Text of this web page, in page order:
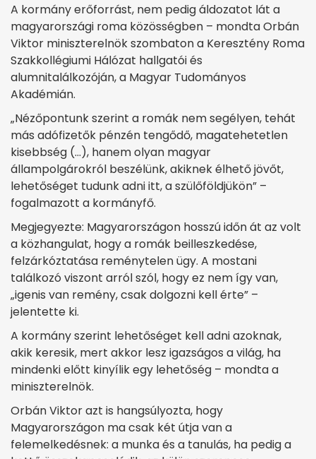
A kormány erőforrást, nem pedig áldozatot lát a
magyarországi roma közösségben – mondta Orbán
Viktor miniszterelnök szombaton a Keresztény Roma
Szakkollégiumi Hálózat hallgatói és
alumnitalálkozóján, a Magyar Tudományos
Akadémián.
„Nézőpontunk szerint a romák nem segélyen, tehát
más adófizetők pénzén tengődő, magatehetetlen
kisebbség (…), hanem olyan magyar
állampolgárokról beszélünk, akiknek élhető jövőt,
lehetőséget tudunk adni itt, a szülőföldjükön” –
fogalmazott a kormányfő.
Megjegyezte: Magyarországon hosszú időn át az volt
a közhangulat, hogy a romák beilleszkedése,
felzárkóztatása reménytelen ügy. A mostani
találkozó viszont arról szól, hogy ez nem így van,
„igenis van remény, csak dolgozni kell érte” –
jelentette ki.
A kormány szerint lehetőséget kell adni azoknak,
akik keresik, mert akkor lesz igazságos a világ, ha
mindenki előtt kinyílik egy lehetőség – mondta a
miniszterelnök.
Orbán Viktor azt is hangsúlyozta, hogy
Magyarországon ma csak két útja van a
felemelkedésnek: a munka és a tanulás, ha pedig a